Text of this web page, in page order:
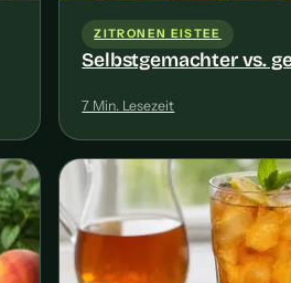
ZITRONEN EISTEE
Selbstgemachter vs.
7 Min. Lesezeit